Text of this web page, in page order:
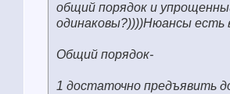
общий порядок и
одинаковы?))))Нюансы есть
Общий порядок-
1 достаточно предъявить